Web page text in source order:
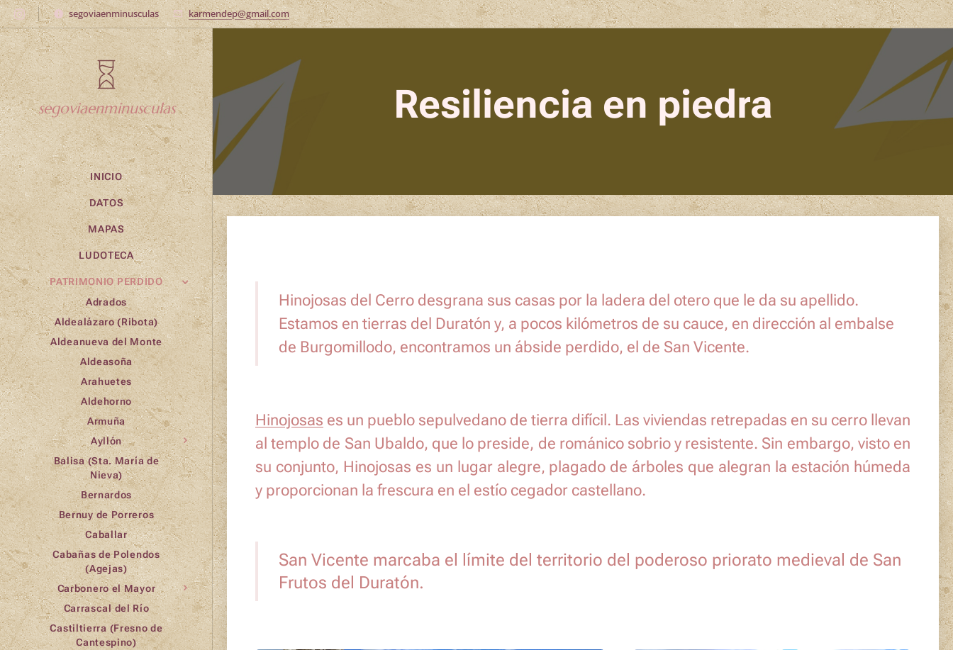
segoviaenminusculas karmendep@gmail.com
segoviaenminusculas
INICIO
DATOS
MAPAS
LUDOTECA
PATRIMONIO PERDIDO
Adrados
Aldealázaro (Ribota)
Aldeanueva del Monte
Aldeasoña
Arahuetes
Aldehorno
Armuña
Ayllón
Balisa (Sta. María de
Nieva)
Bernardos
Bernuy de Porreros
Caballar
Cabañas de Polendos
(Agejas)
Carbonero el Mayor
Carrascal del Río
Castiltierra (Fresno de
Cantespino)
Resiliencia en piedra
Hinojosas del Cerro desgrana sus casas por la ladera del otero que le da su apellido.
Estamos en tierras del Duratón y, a pocos kilómetros de su cauce, en dirección al embalse
de Burgomillodo, encontramos un ábside perdido, el de San Vicente.
Hinojosas es un pueblo sepulvedano de tierra difícil. Las viviendas retrepadas en su cerro llevan
al templo de San Ubaldo, que lo preside, de románico sobrio y resistente. Sin embargo, visto en
su conjunto, Hinojosas es un lugar alegre, plagado de árboles que alegran la estación húmeda
y proporcionan la frescura en el estío cegador castellano.
San Vicente marcaba el límite del territorio del poderoso priorato medieval de San
Frutos del Duratón.